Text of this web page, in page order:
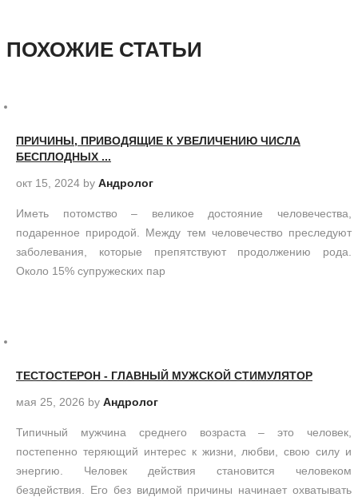
ПОХОЖИЕ СТАТЬИ
ПРИЧИНЫ, ПРИВОДЯЩИЕ К УВЕЛИЧЕНИЮ ЧИСЛА
БЕСПЛОДНЫХ ...
окт 15, 2024 by Андролог
Иметь потомство – великое достояние человечества,
подаренное природой. Между тем человечество преследуют
заболевания, которые препятствуют продолжению рода.
Около 15% супружеских пар
ТЕСТОСТЕРОН - ГЛАВНЫЙ МУЖСКОЙ СТИМУЛЯТОР
мая 25, 2026 by Андролог
Типичный мужчина среднего возраста – это человек,
постепенно теряющий интерес к жизни, любви, свою силу и
энергию. Человек действия становится человеком
бездействия. Его без видимой причины начинает охватывать